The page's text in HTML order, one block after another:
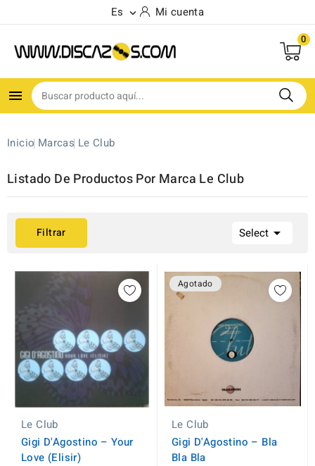
Es  Mi cuenta
0

Inicio Marcas Le Club
Listado De Productos Por Marca Le Club
Filtrar Select 
Le Club
Gigi D'Agostino – Your
Love (Elisir)
Agotado
Le Club
Gigi D'Agostino ‎– Bla
Bla Bla